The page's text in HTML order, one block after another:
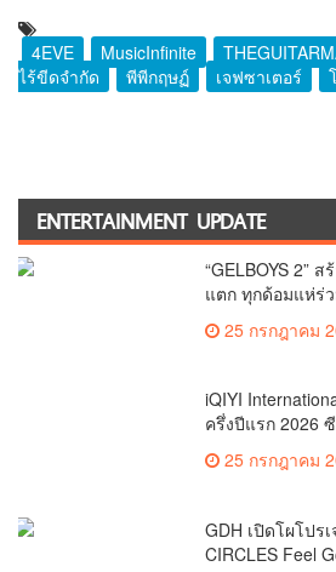
4EVE MusicInfinite
ไร้ขีดจำกัด
พีพีกฤษฏ์ เจฟซาเตอร์
ENTERTAINMENT UPDATE
“GELBOYS 2”
แตก ทุกด้อมแห่ร่
ลบอย ปะทะ ตัวท๊
เน็กซ์ BUS อองรี
25 กรกฎาคม
iQIYI
ครึ่งปีแรก 2026
ดราม่าขึ้นแท่นสอ
เติบโตทั่วโลก
25 กรกฎาคม
GDH เปิดโผโปร
CIRCLES Feel